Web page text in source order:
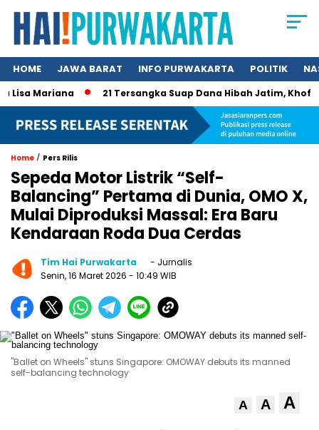
HOME JAWA BARAT INFO PURWAKARTA POLITIK
Mariana 21 Tersangka Suap Dana Hibah Jatim, Khofifah
Home / Pers Rilis
Sepeda Motor Listrik “Self-
Balancing” Pertama di Dunia, OMO X,
Mulai Diproduksi Massal: Era Baru
Kendaraan Roda Dua Cerdas
Tim Hai Purwakarta
- Jurnalis
Senin, 16 Maret 2026 - 10:49 WIB
"Ballet on Wheels" stuns Singapore: OMOWAY debuts its manned
self-balancing technology
A A A